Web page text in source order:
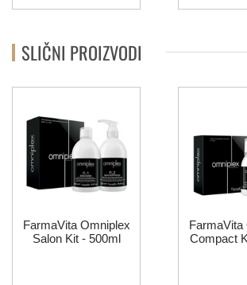
SLIČNI PROIZVODI
FarmaVita Omniplex
Salon Kit - 500ml
FarmaVita
Compact